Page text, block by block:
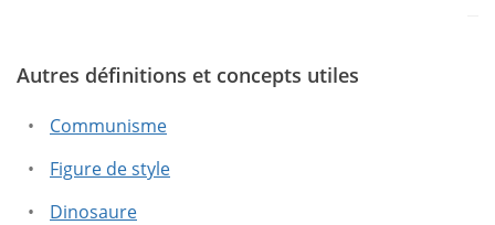
Ce texte contient des informations erronées.
cherchez.
Autres définitions et concepts utiles
Communisme
Figure de style
Dinosaure